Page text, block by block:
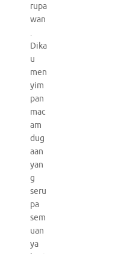
rupa
wan
.
Dika
u
men
yim
pan
mac
am
dug
aan
yan
g
seru
pa
sem
uan
ya